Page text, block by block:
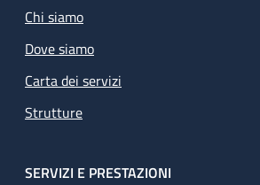
Chi siamo
Dove siamo
Carta dei servizi
Strutture
SERVIZI E PRESTAZIONI